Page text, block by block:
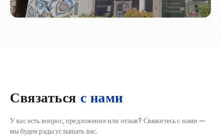
Связаться с нами
У вас есть вопрос, предложение или отзыв? Свяжитесь с нами —
мы будем рады услышать вас.